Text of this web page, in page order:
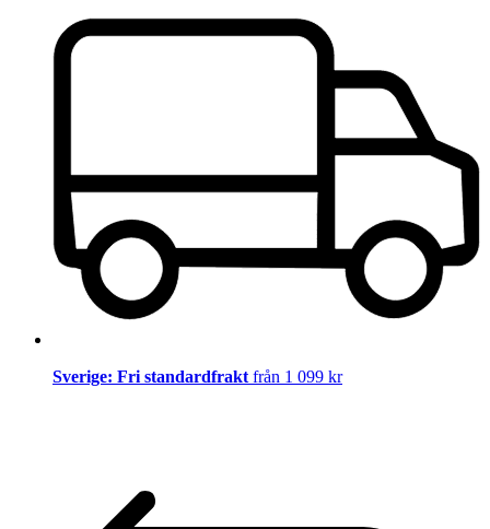
Sverige: Fri standardfrakt från 1 099 kr